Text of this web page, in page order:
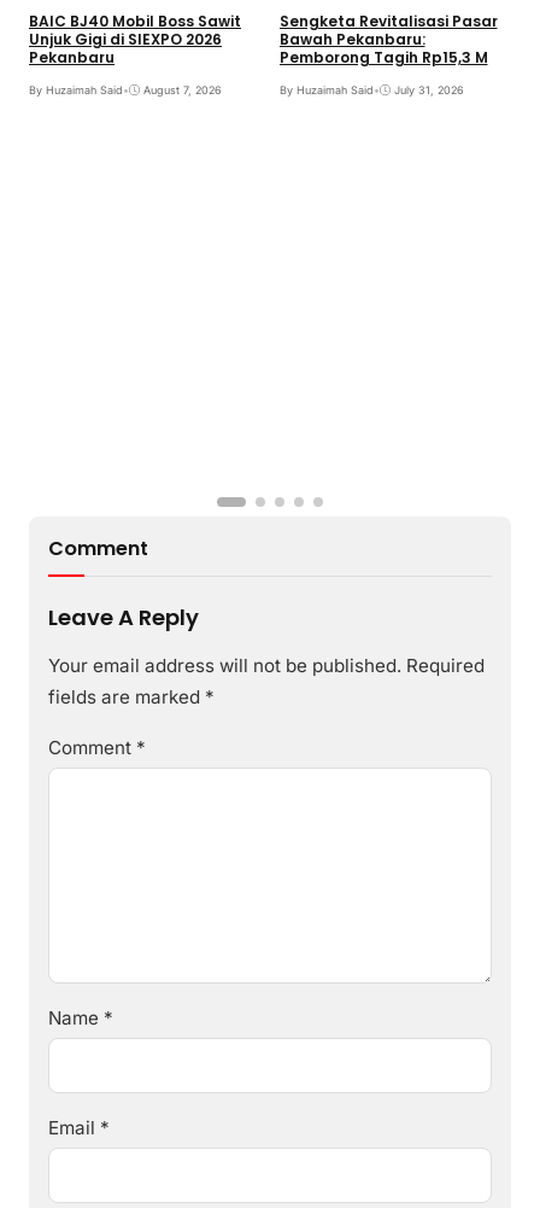
BAIC BJ40 Mobil Boss Sawit
Unjuk Gigi di SIEXPO 2026
Pekanbaru
By Huzaimah Said• August 7, 2026
Sengketa Revitalisasi Pasar
Bawah Pekanbaru:
Pemborong Tagih Rp15,3 M
By Huzaimah Said• July 31, 2026
Comment
Leave A Reply
Your email address will not be published. Required
fields are marked *
Comment *
Name *
Email *